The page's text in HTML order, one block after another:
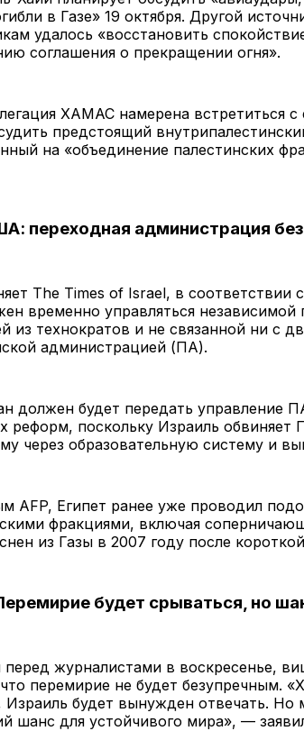
в Газе» 19 октября. Другой
удалось «восстановить
соглашения о прекращении огня».
ХАМАС намерена встретиться
предстоящий
на «объединение палестинских
переходная администрация
The Times of Israel, в
временно управляться
из технократов и не связанной ни с
администрацией (ПА).
должен будет передать управление
реформ, поскольку Израиль обвиняет
через образовательную систему и
AFP, Египет ранее уже проводил
фракциями, включая
из Газы в 2007 году после
будет срываться, но
перед журналистами в воскресенье,
перемирие не будет безупречным.
будет вынужден отвечать. Но
шанс для устойчивого мира», —